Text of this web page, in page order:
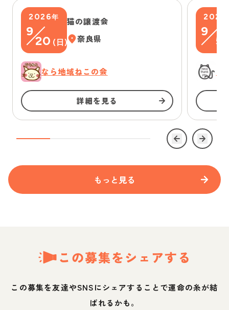
2026年
9
20 ( 日)
猫の譲渡会
奈良県
なら地域ねこの会
詳細を見る
2026
9
5
もっと見る
この募集をシェアする
この募集を友達やSNSにシェアすることで運命の糸が結
ばれるかも。